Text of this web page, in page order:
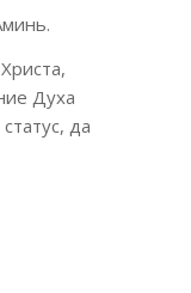
Духа
да